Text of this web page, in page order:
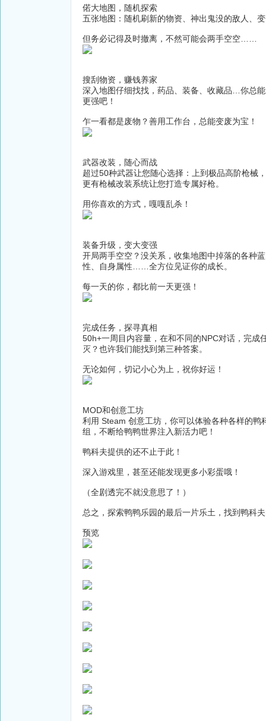
偌大地图，随机探索
五张地图：随机刷新的物资、神出鬼没的敌人、
但务必记得及时撤离，不然可能会两手空空……
搜刮物资，赚钱养家
深入地图仔细找找，药品、装备、收藏品…你总
更强吧！
乍一看都是废物？善用工作台，总能变废为宝！
武器改装，随心而战
超过50种武器让您随心选择：上到极品高阶枪械
更有枪械改装系统让您打造专属好枪。
用你喜欢的方式，嘎嘎乱杀！
装备升级，变大变强
开局两手空空？没关系，收集地图中掉落的各种
性、自身属性……全方位见证你的成长。
每一天的你，都比前一天更强！
完成任务，探寻真相
50h+一周目内容量，在和不同的NPC对话，完成
灭？也许我们能找到第三种答案。
无论如何，切记小心为上，祝你好运！
MOD和创意工坊
利用 Steam 创意工坊，你可以体验各种各样的
组，不断给鸭鸭世界注入新活力吧！
鸭科夫提供的还不止于此！
深入游戏里，甚至还能发现更多小彩蛋哦！
（全剧透完不就没意思了！）
总之，探索鸭鸭乐园的最后一片乐土，找到鸭科
预览